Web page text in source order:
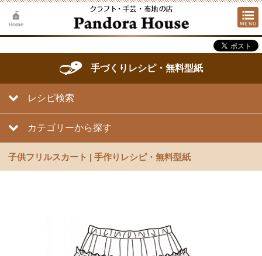
手づくりレシピ・無料型紙
レシピ検索
カテゴリーから探す
子供フリルスカート | 手作りレシピ・無料型紙